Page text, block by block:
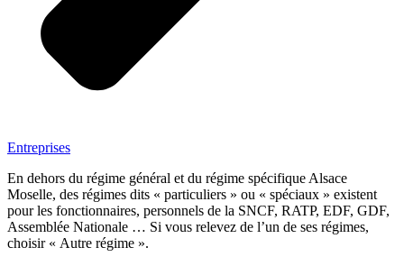
Entreprises
En dehors du régime général et du régime spécifique Alsace
Moselle, des régimes dits « particuliers » ou « spéciaux » existent
pour les fonctionnaires, personnels de la SNCF, RATP, EDF, GDF,
Assemblée Nationale … Si vous relevez de l’un de ses régimes,
choisir « Autre régime ».